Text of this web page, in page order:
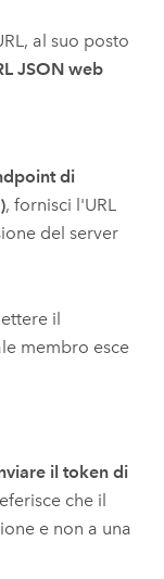
al suo posto
JSON web
di
, fornisci l'URL
del server
il
membro esce
il token di
che il
e non a una